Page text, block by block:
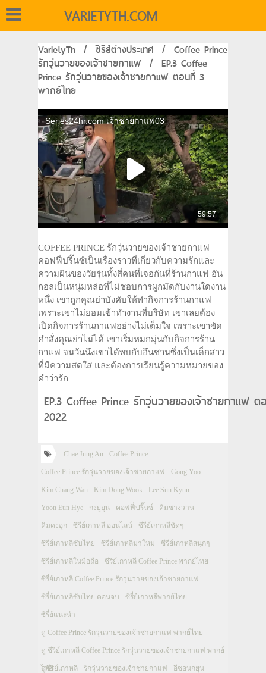
VARIETYTH.COM
VarietyTh / ซีรีส์ต่างประเทศ / Coffee Prince
รักวุ่นวายของเจ้าชายกาแฟ / EP.3 Coffee
Prince รักวุ่นวายของเจ้าชายกาแฟ ตอนที่ 3
พากย์ไทย
COFFEE PRINCE รักวุ่นวายของเจ้าชายกาแฟ
คอฟฟี่ปริ๊นซ์เป็นเรื่องราวที่เกี่ยวกับความรักและ
ความฝันของวัยรุ่นทั้งสี่คนที่เจอกันที่ร้านกาแฟ ฮัน
กอลเป็นหนุ่มหล่อที่ไม่ชอบการผูกมัดกับงานใดงาน
หนึ่ง เขาถูกคุณย่าบังคับให้ทำกิจการร้านกาแฟ
เพราะเขาไม่ยอมเข้าทำงานที่บริษัท เขาเลยต้อง
เปิดกิจการร้านกาแฟอย่างไม่เต็มใจ เพราะเขาขัด
คำสั่งคุณย่าไม่ได้ เขาเริ่มหมกมุ่นกับกิจการร้าน
กาแฟ จนวันนึงเขาได้พบกับอึนชานซึ่งเป็นเด็กสาว
ที่มีความสดใส และต้องการเรียนรู้ความหมายของ
คำว่ารัก
EP.3 Coffee Prince รักวุ่นวายของเจ้าชายกาแฟ
2022
Chae Jung An Coffee Prince
Coffee Prince รักวุ่นวายของเจ้าชายกาแฟ Gong Yoo
Kim Chang Wan Kim Dong Wook Lee Sun Kyun
Yoon Eun Hye กงยูยุน คอฟฟี่ปริ๊นซ์ คิมชางวาน
คิมดงอุก ซีรีย์เกาหลี ออนไลน์ ซีรีย์เกาหลีชัดๆ
ซีรีย์เกาหลีซับไทย ซีรีย์เกาหลีมาใหม่ ซีรีย์เกาหลีสนุกๆ
ซีรีย์เกาหลีในมือถือ ซีรี่ย์เกาหลี Coffee Prince พากย์ไทย
ซีรี่ย์เกาหลี Coffee Prince รักวุ่นวายของเจ้าชายกาแฟ
ซีรี่ย์เกาหลีซับไทย ตอนจบ ซีรี่ย์เกาหลีพากย์ไทย
ซีรี่ย์แนะนำ
ดู Coffee Prince รักวุ่นวายของเจ้าชายกาแฟ พากย์ไทย
ดู ซีรี่ย์เกาหลี Coffee Prince รักวุ่นวายของเจ้าชายกาแฟ พากย์
ไทย
ดูซีรี่ย์เกาหลี รักวุ่นวายของเจ้าชายกาแฟ อีซอนกยุน